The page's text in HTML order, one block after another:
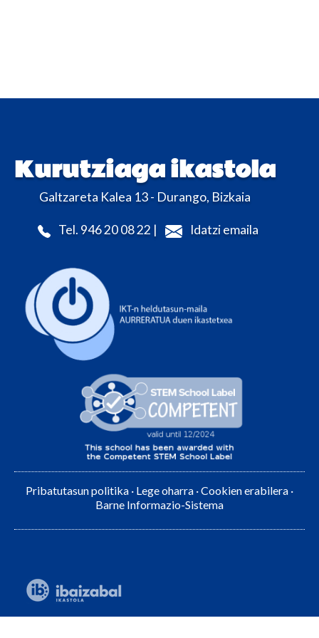
Kurutziaga ikastola
Galtzareta Kalea 13 - Durango, Bizkaia
Tel. 946 20 08 22 | Idatzi emaila
Pribatutasun politika · Lege oharra ·Cookien erabilera ·
Barne Informazio-Sistema